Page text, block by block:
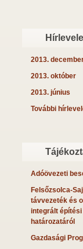
2013.
2013. október
2013. június
További
Adóövezeti
Felsőzsolca-
távvezeték és
integrált
határozatáról
Gazdasági